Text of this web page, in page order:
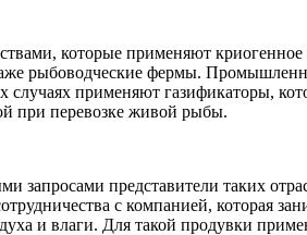
которые применяют
рыбоводческие фермы.
случаях применяют газификаторы,
при перевозке живой рыбы.
запросами представители таких
с компанией, которая
и влаги. Для такой продувки